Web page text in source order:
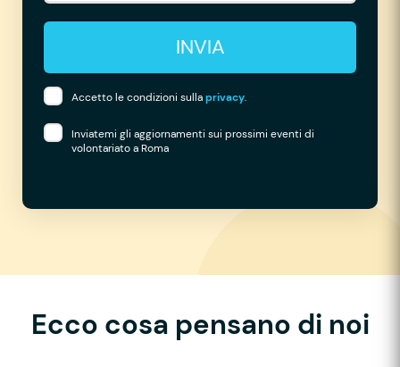
INVIA
Accetto le condizioni sullaprivacy.
Inviatemi gli aggiornamenti sui prossimi eventi di
volontariato a Roma
Ecco cosa pensano di noi